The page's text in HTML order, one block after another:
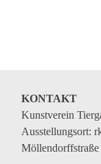
KONTAKT
Kunstverein
Ausstellungsort: